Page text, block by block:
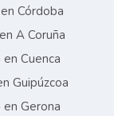
Córdoba
A Coruña
Cuenca
Guipúzcoa
Gerona